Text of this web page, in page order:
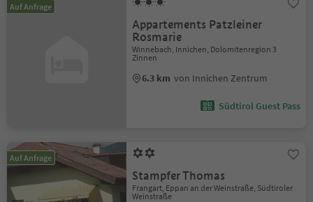
Auf Anfrage
Appartements Patzleiner
Rosmarie
Winnebach, Innichen, Dolomitenregion 3
Zinnen
6.3 km von Innichen Zentrum
Südtirol Guest Pass
Auf Anfrage
Stampfer Thomas
Frangart, Eppan an der Weinstraße, Südtiroler
Weinstraße